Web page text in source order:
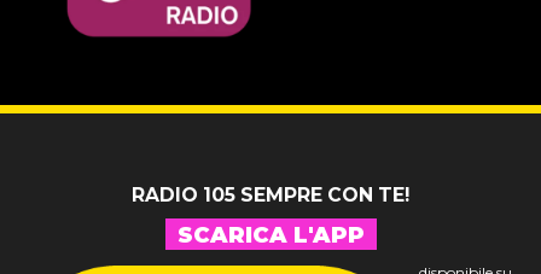
RADIO 105 SEMPRE CON TE!
SCARICA L'APP